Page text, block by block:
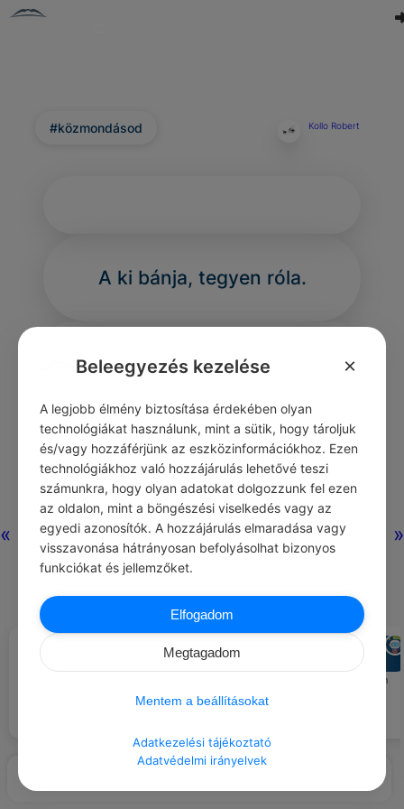
« »
#közmondásod Kollo Robert
A ki bánja, tegyen róla.
Nincs még
hozzászólás.
#LÉGY HÁLÁS …
A csendért egy zajos nap után.
JÓCSELEKEDET
CHATGPT
Ajándékozz egy gyereknek egy
képregényt, hogy kedvet kapjon
Beleegyezés kezelése ×
A legjobb élmény biztosítása érdekében olyan
technológiákat használunk, mint a sütik, hogy tároljuk
és/vagy hozzáférjünk az eszközinformációkhoz. Ezen
technológiákhoz való hozzájárulás lehetővé teszi
számunkra, hogy olyan adatokat dolgozzunk fel ezen
az oldalon, mint a böngészési viselkedés vagy az
egyedi azonosítók. A hozzájárulás elmaradása vagy
visszavonása hátrányosan befolyásolhat bizonyos
funkciókat és jellemzőket.
Elfogadom
Megtagadom
Mentem a beállításokat
Adatkezelési tájékoztató
Adatvédelmi irányelvek